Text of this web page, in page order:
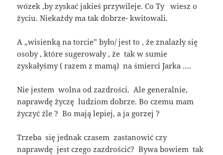
wózek ,by zyskać jakieś przywileje. Co Ty wiesz o
życiu. Niekażdy ma tak dobrze- kwitowali.
A „wisienką na torcie” było/ jest to , że znalazły się
osoby , które sugerowały , że tak w sumie
zyskałyśmy ( razem z mamą) na śmierci Jarka ….
Nie jestem wolna od zazdrości. Ale generalnie,
naprawdę życzę ludziom dobrze. Bo czemu mam
życzyć źle ? Bo mają lepiej, a ja gorzej ?
Trzeba się jednak czasem zastanowić czy
naprawdę jest czego zazdrościć? Bywa bowiem tak